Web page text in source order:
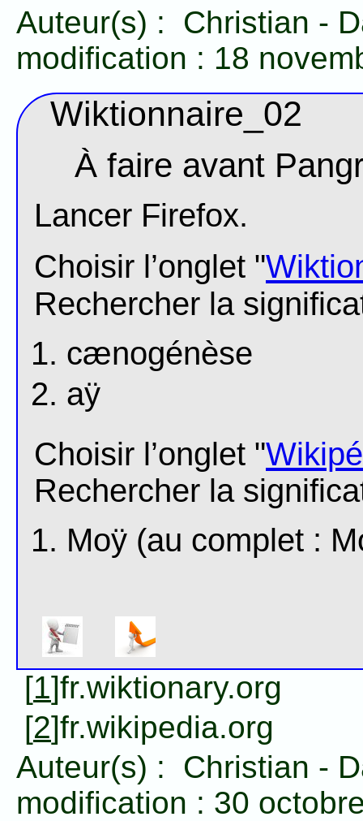
Auteur(s) :
Christian -
modification : 18
Wiktionnaire_02
À faire avant
Lancer Firefox.
Choisir l’onglet "
Rechercher la
cænogénèse
aÿ
Choisir l’onglet "
Rechercher la
Moÿ (au complet :
[1]fr.wiktionary.org
[2]fr.wikipedia.org
Auteur(s) :
Christian -
modification : 30